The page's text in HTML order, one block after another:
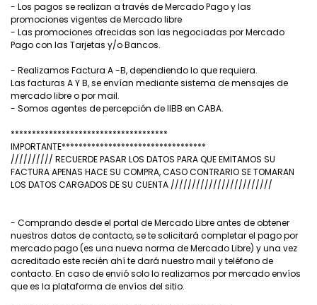
- Los pagos se realizan a través de Mercado Pago y las
promociones vigentes de Mercado libre
- Las promociones ofrecidas son las negociadas por Mercado
Pago con las Tarjetas y/o Bancos.
- Realizamos Factura A -B, dependiendo lo que requiera.
Las facturas A Y B, se envían mediante sistema de mensajes de
mercado libre o por mail.
- Somos agentes de percepción de IIBB en CABA.
*************************************
IMPORTANTE**********************************
////////// RECUERDE PASAR LOS DATOS PARA QUE EMITAMOS SU
FACTURA APENAS HACE SU COMPRA, CASO CONTRARIO SE TOMARAN
LOS DATOS CARGADOS DE SU CUENTA ////////////////////////
- Comprando desde el portal de Mercado Libre antes de obtener
nuestros datos de contacto, se te solicitará completar el pago por
mercado pago (es una nueva norma de Mercado Libre) y una vez
acreditado este recién ahí te dará nuestro mail y teléfono de
contacto. En caso de envió solo lo realizamos por mercado envíos
que es la plataforma de envíos del sitio.